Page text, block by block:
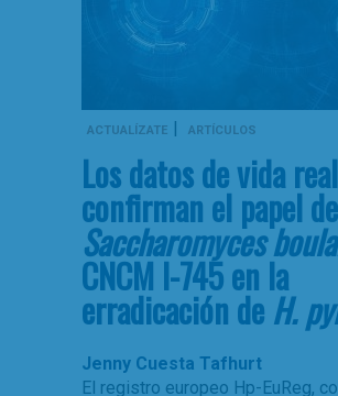
ACTUALÍZATE | ARTÍCULOS
Los datos de vida real
confirman el papel de
Saccharomyces
CNCM I-745 en la
erradicación de H.
Jenny Cuesta Tafhurt
El registro europeo Hp-EuReg,